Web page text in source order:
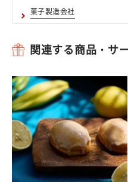
菓子製造会社
関連する商品・サ